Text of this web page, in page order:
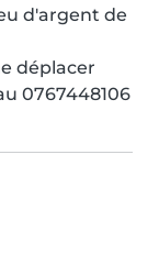
d'argent de
déplacer
0767448106